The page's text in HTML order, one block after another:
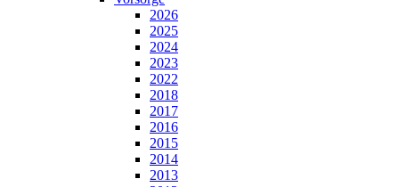
2026
2025
2024
2023
2022
2018
2017
2016
2015
2014
2013